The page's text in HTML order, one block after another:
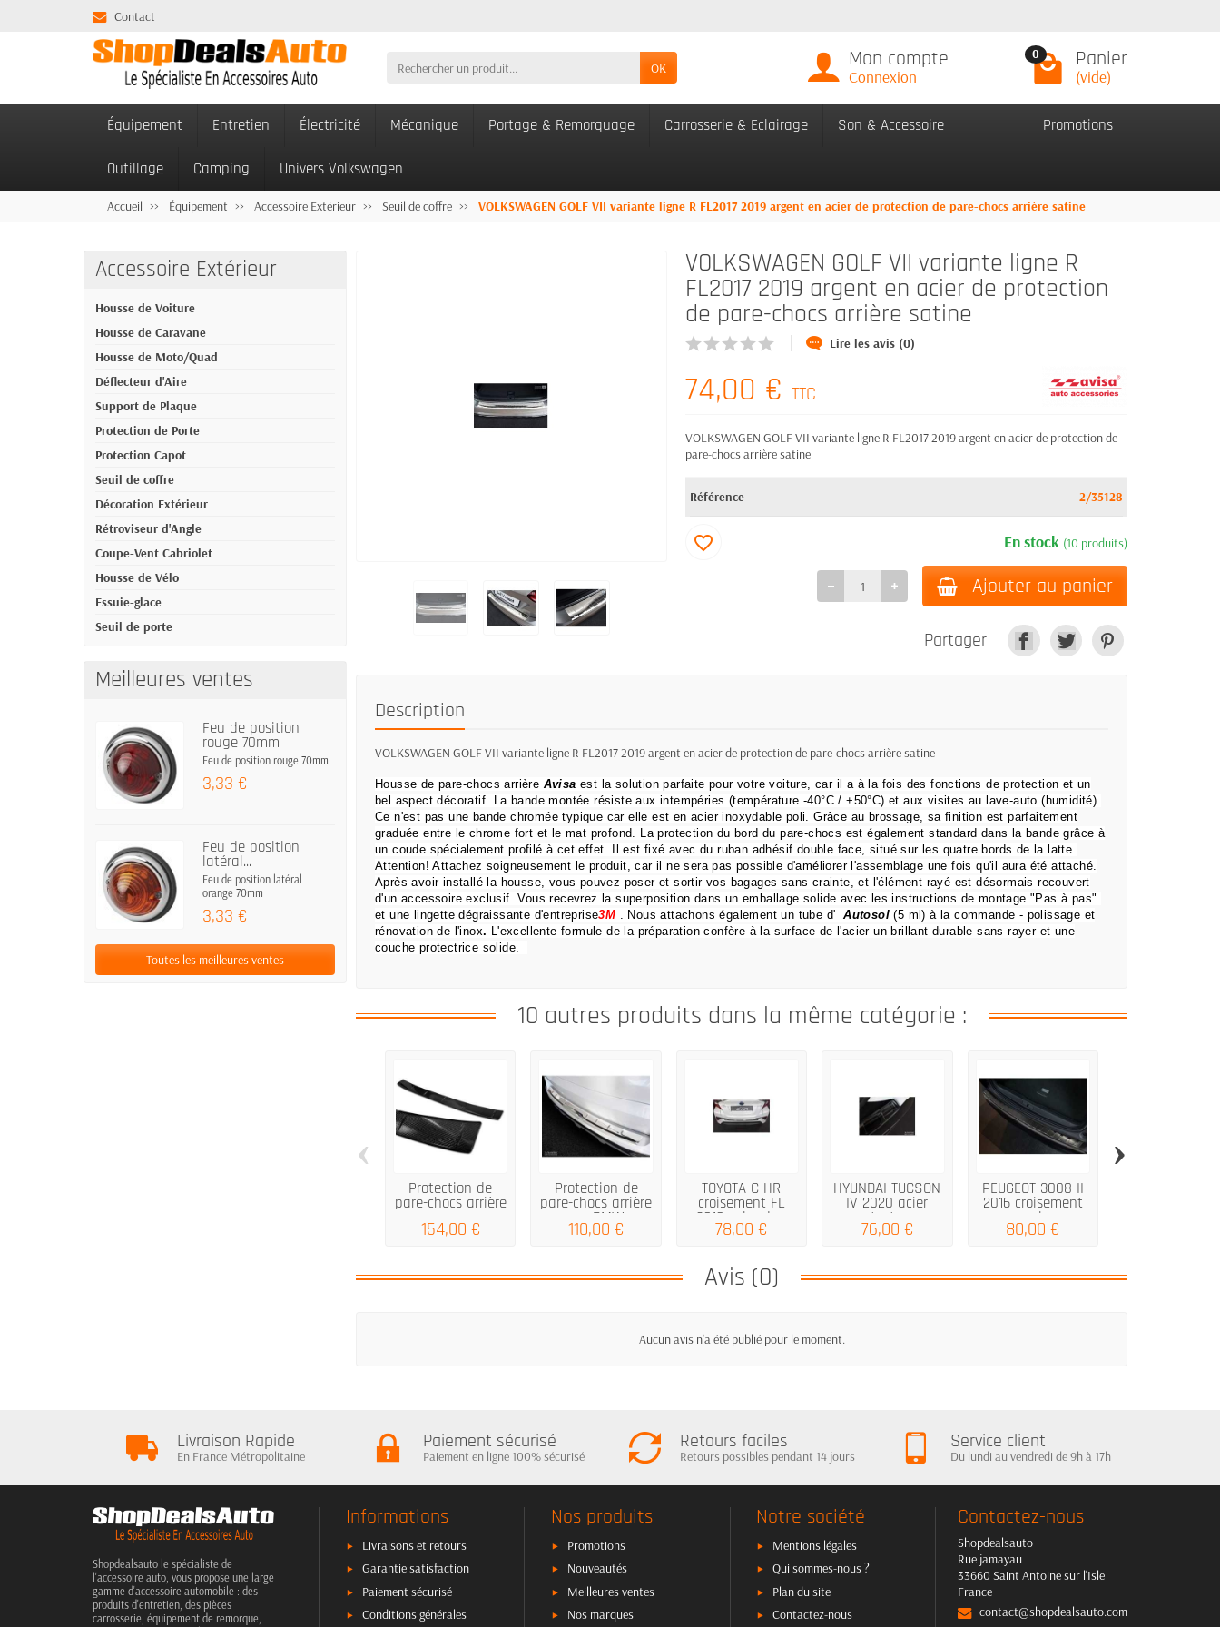
Contact
OK Mon compte
Connexion
0 Panier
(vide)
Équipement Entretien Électricité Mécanique Portage & Remorquage Carrosserie & Eclairage Son & Accessoire
Outillage Camping Univers Volkswagen
Promotions
Accueil Équipement Accessoire Extérieur Seuil de coffre VOLKSWAGEN GOLF VII variante ligne R FL2017 2019 argent en acier de protection de pare-chocs arrière satine
Accessoire Extérieur
Housse de Voiture
Housse de Caravane
Housse de Moto/Quad
Déflecteur d'Aire
Support de Plaque
Protection de Porte
Protection Capot
Seuil de coffre
Décoration Extérieur
Rétroviseur d'Angle
Coupe-Vent Cabriolet
Housse de Vélo
Essuie-glace
Seuil de porte
Meilleures ventes
Feu de position
rouge 70mm
Feu de position rouge 70mm
3,33 €
Feu de position
latéral...
Feu de position latéral
orange 70mm
3,33 €
Toutes les meilleures ventes
VOLKSWAGEN GOLF VII variante ligne R
FL2017 2019 argent en acier de protection
de pare-chocs arrière satine
Lire les avis (0)
74,00 € TTC
VOLKSWAGEN GOLF VII variante ligne R FL2017 2019 argent en acier de protection de
pare-chocs arrière satine
Référence 2/35128
En stock (10 produits)
Ajouter au panier
favorite_border
Partager
Description
VOLKSWAGEN GOLF VII variante ligne R FL2017 2019 argent en acier de protection de pare-chocs arrière satine
Housse de pare-chocs arrière Avisa est la solution parfaite pour votre voiture, car il a à la fois des fonctions de protection et un
bel aspect décoratif. La bande montée résiste aux intempéries (température -40°C / +50°C) et aux visites au lave-auto (humidité).
Ce n'est pas une bande chromée typique car elle est en acier inoxydable poli.Grâce au brossage, sa finition est parfaitement
graduée entre le chrome fort et le mat profond. La protection du bord du pare-chocs est également standard dans la bande grâce à
un coude spécialement profilé à cet effet.
Il est fixé avec du ruban adhésif double face, situé sur les quatre bords de la latte.
Attention!Attachez soigneusement le produit, car il ne sera pas possible d'améliorer l'assemblage une fois qu'il aura été attaché.
Après avoir installé la housse, vous pouvez poser et sortir vos bagages sans crainte,et l'élément rayé est désormais recouvert
d'un accessoire exclusif.Vous recevrez la superposition dans un emballage solide avec les instructions de montage "Pas à pas".
et une lingette dégraissante d'entreprise3M . Nous attachons également un tube d' Autosol (5 ml) à la commande - polissage et
rénovation de l'inox. L'excellente formule de la préparation confère à la surface de l'acier un brillant durable sans rayer et une
couche protectrice solide.
10 autres produits dans la même catégorie :
Protection de
pare-chocs arrière
154,00 €
Protection de
pare-chocs arrière
pour BMW...
110,00 €
TOYOTA C HR
croisement FL
2016 acier de...
78,00 €
HYUNDAI TUCSON
IV 2020 acier
protecteur...
76,00 €
PEUGEOT 3008 II
2016 croisement
en acier...
80,00 €
‹ ›
Avis (0)
Aucun avis n'a été publié pour le moment.
Livraison Rapide
En France Métropolitaine
Paiement sécurisé
Paiement en ligne 100% sécurisé
Retours faciles
Retours possibles pendant 14 jours
Service client
Du lundi au vendredi de 9h à 17h
Shopdealsauto le spécialiste de
l'accessoire auto, vous propose une large
gamme d'accessoire automobile : des
produits d'entretien, des pièces
carrosserie, équipement de remorque,
Informations
Livraisons et retours
Garantie satisfaction
Paiement sécurisé
Conditions générales
Nos produits
Promotions
Nouveautés
Meilleures ventes
Nos marques
Notre société
Mentions légales
Qui sommes-nous ?
Plan du site
Contactez-nous
Contactez-nous
Shopdealsauto
Rue jamayau
33660 Saint Antoine sur l'Isle
France
contact@shopdealsauto.com